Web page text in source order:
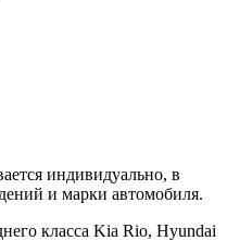
индивидуально, в
и марки автомобиля.
класса Kia Rio, Hyundai